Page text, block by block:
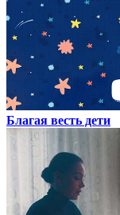
Благая весть дети